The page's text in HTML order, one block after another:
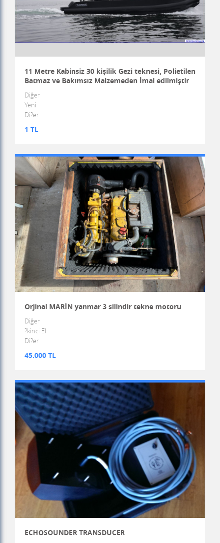
11 Metre Kabinsiz 30 kişilik Gezi teknesi, Polietilen
Batmaz ve Bakımsız Malzemeden İmal edilmiştir
Diğer
Yeni
Di?er
1 TL
Orjinal MARİN yanmar 3 silindir tekne motoru
Diğer
?kinci El
Di?er
45.000 TL
ECHOSOUNDER TRANSDUCER